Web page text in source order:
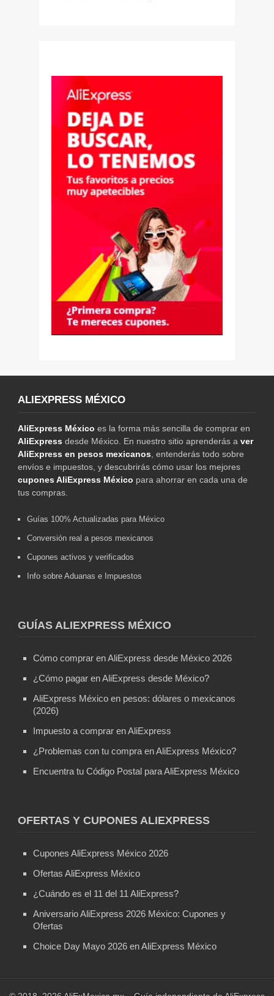
ALIEXPRESS MÉXICO
AliExpress México es la forma más sencilla de comprar en
AliExpress desde México. En nuestro sitio aprenderás a ver
AliExpress en pesos mexicanos , entenderás todo sobre
envíos e impuestos, y descubrirás cómo usar los mejores
cupones AliExpress México para ahorrar en cada una de
tus compras.
Guías 100% Actualizadas para México
Conversión real a pesos mexicanos
Cupones activos y verificados
Info sobre Aduanas e Impuestos
GUÍAS ALIEXPRESS MÉXICO
Cómo comprar en AliExpress desde México 2026
¿Cómo pagar en AliExpress desde México?
AliExpress México en pesos: dólares o mexicanos
(2026)
Impuesto a comprar en AliExpress
¿Problemas con tu compra en AliExpress México?
Encuentra tu Código Postal para AliExpress México
OFERTAS Y CUPONES ALIEXPRESS
Cupones AliExpress México 2026
Ofertas AliExpress México
¿Cuándo es el 11 del 11 AliExpress?
Aniversario AliExpress 2026 México: Cupones y
Ofertas
Choice Day Mayo 2026 en AliExpress México